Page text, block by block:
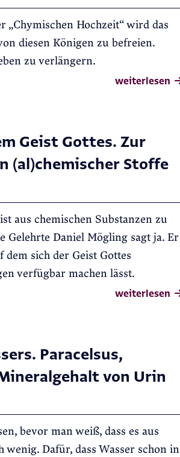
„Chymischen Hochzeit“ wird das
diesen Königen zu befreien.
zu verlängern.
weiterlesen
Geist Gottes. Zur
(al)chemischer Stoffe
aus chemischen Substanzen zu
Gelehrte Daniel Mögling sagt ja. Er
sich der Geist Gottes
verfügbar machen lässt.
weiterlesen
Paracelsus,
von Urin
bevor man weiß, dass es aus
Dafür, dass Wasser schon in